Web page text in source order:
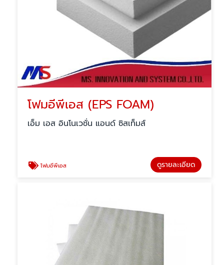
โฟมอีพีเอส (EPS FOAM)
เอ็ม เอส อินโนเวชั่น แอนด์ ซิสเท็มส์
โฟมอีพีเอส ดูรายละเอียด